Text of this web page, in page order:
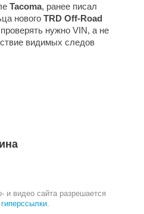
Tacoma, ранее писал
нового TRD Off-Road
нужно VIN, а не
видимых следов
и видео сайта разрешается